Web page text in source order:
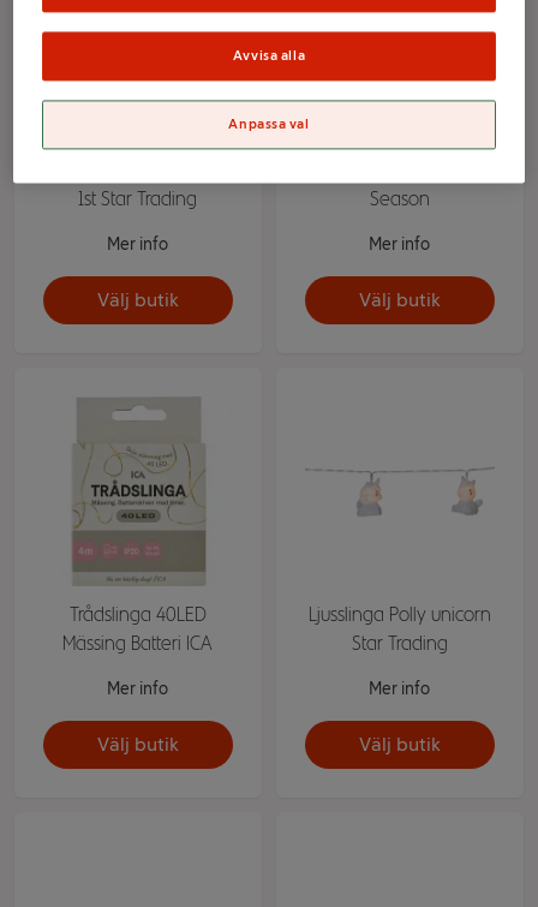
1st Star Trading
Mer info
Välj butik
Season
Mer info
Välj butik
Trådslinga 40LED
Mässing Batteri ICA
Mer info
Välj butik
Ljusslinga Polly unicorn
Star Trading
Mer info
Välj butik
Avvisa alla
Anpassa val